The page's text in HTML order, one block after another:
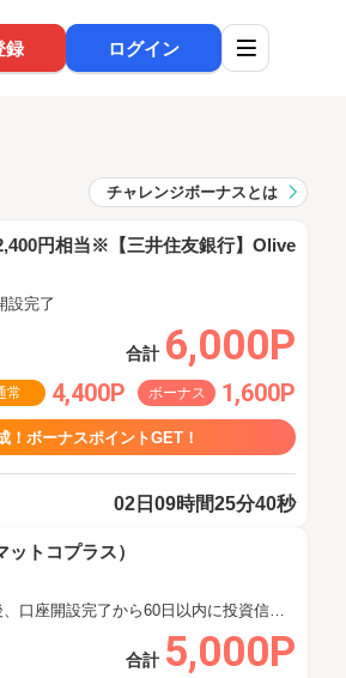
録 ログイン
チャレンジボーナスとは
円相当※【三井住友銀行】Olive
設完了
合計 6,000P
常 4,400P ボーナス 1,600P
！ボーナスポイントGET！
02日09時間25分40秒
トコプラス）
新規Web申込後、口座開設完了から60日以内に投資信託を5,000円以上購入
合計 5,000P